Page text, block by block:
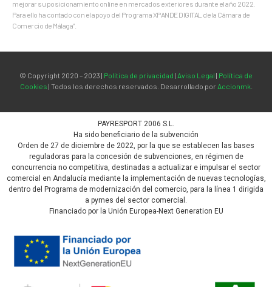
mejorar su posicionamiento online en mercados exteriores durante el año 2022.
Para ello ha contado con el apoyo del Programa XPANDE DIGITAL de la Cámara de
Comercio de Málaga”.
© Copyright 2020 – 2023 | Política de privacidad | Aviso Legal | Política de
Cookies | Todos los derechos reservados. Desarrollado por Accionmk.
PAYRESPORT 2006 S.L.
Ha sido beneficiario de la subvención
Orden de 27 de diciembre de 2022, por la que se establecen las bases
reguladoras para la concesión de subvenciones, en régimen de
concurrencia no competitiva, destinadas a actualizar e impulsar el sector
comercial en Andalucía mediante la implementación de nuevas tecnologías,
dentro del Programa de modernización del comercio, para la línea 1 dirigida
a pymes del sector comercial.
Financiado por la Unión Europea-Next Generation EU